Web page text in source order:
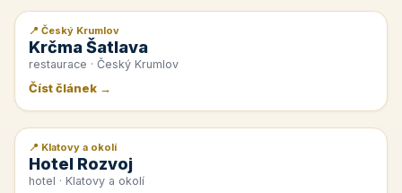
📰 PR článek
📍 Český Krumlov
Krčma Šatlava
restaurace · Český Krumlov
Číst článek →
📰 PR článek
📍 Klatovy a okolí
Hotel Rozvoj
hotel · Klatovy a okolí